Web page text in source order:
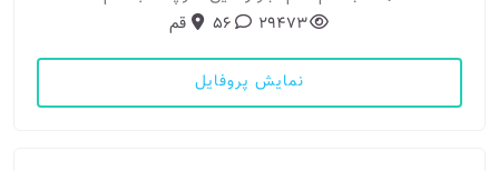
29473
56 قم
نمایش پروفایل